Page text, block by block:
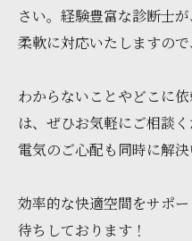
さい。経験豊富な診断士
柔軟に対応いたしますの
わからないことやどこに
は、ぜひお気軽にご相談
電気のご心配も同時に解決
効率的な快適空間をサポ
待ちしております！